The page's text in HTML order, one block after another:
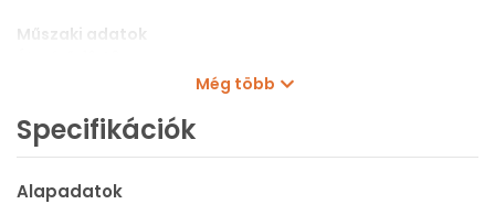
Műszaki adatok
Kiszerelés: 5 db
Még több
Specifikációk
Alapadatok